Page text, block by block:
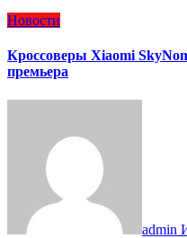
Новости
Кроссоверы Xiaomi
премьера
admin